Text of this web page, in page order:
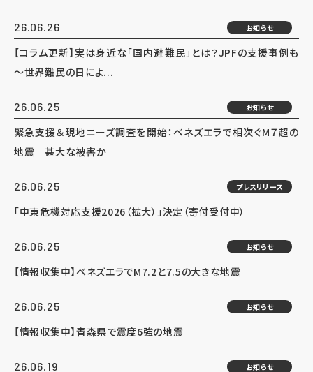
26.06.26 お知らせ
【コラム更新】実は身近な「国内避難民」とは？JPFの支援事例も
～世界難民の日によ...
26.06.25 お知らせ
緊急支援＆現地ニーズ調査を開始：ベネズエラで相次ぐM７超の
地震 甚大な被害か
26.06.25 プレスリリース
「中東危機対応支援2026（拡大）」決定（寄付受付中）
26.06.25 お知らせ
【情報収集中】ベネズエラでM7.2と7.5の大きな地震
26.06.25 お知らせ
【情報収集中】青森県で震度6強の地震
26.06.19 お知らせ